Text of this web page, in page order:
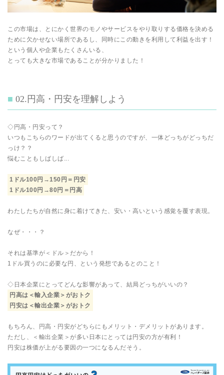
この市場は、とにかく世界のモノやサービスをやり取りする価格を決める
ために欠かせない場所であるし、同時にこの動きを利用して利益を出す！
という個人や企業もたくさんいる、
とっても大きな市場であることが分かりました！
02.円高・円安を理解しよう
◇円高・円安って？
いつもこちらのワードが出てくると思うのですが、一体どっちがどっちだ
っけ？？
悩むこともしばしば...
1ドル100円→150円＝円安
1ドル100円→80円＝円高
わたしたちが自然に身に着けてきた、安い・高いという感覚を覆す表現。
なぜ・・・？
それは基準が＜ドル＞だから！
1ドル買うのに必要な円、という発想であるとのこと！
◇日本企業にとってどんな影響があって、結局どっちがいいの？
円高は＜輸入企業＞がおトク
円安は＜輸出企業＞がおトク
もちろん、円高・円安がどちらにもメリット・デメリットがあります。
ただし、＜輸出企業＞が多い日本にとっては円安の方が有利！
円安は株価が上がる要因の一つになるんだそう。